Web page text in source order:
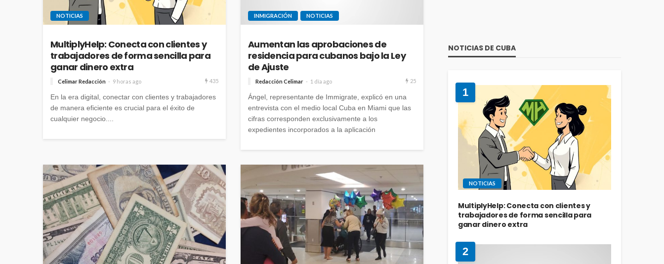
NOTICIAS
MultiplyHelp: Conecta con clientes y
trabajadores de forma sencilla para
ganar dinero extra
Celimar Redacción 9 horas ago 435
En la era digital, conectar con clientes y trabajadores
de manera eficiente es crucial para el éxito de
cualquier negocio....
INMIGRACIÓN NOTICIAS
Aumentan las aprobaciones de
residencia para cubanos bajo la Ley
de Ajuste
Redacción Celimar 1 día ago 25
Ángel, representante de Immigrate, explicó en una
entrevista con el medio local Cuba en Miami que las
cifras corresponden exclusivamente a los
expedientes incorporados a la aplicación
NOTICIAS DE CUBA
1
NOTICIAS
MultiplyHelp: Conecta con clientes y
trabajadores de forma sencilla para
ganar dinero extra
2